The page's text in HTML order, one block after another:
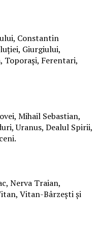
Constantin
Giurgiului,
Toporași, Ferentari,
Mihail Sebastian,
Uranus, Dealul Spirii,
Nerva Traian,
Vitan-Bârzești și